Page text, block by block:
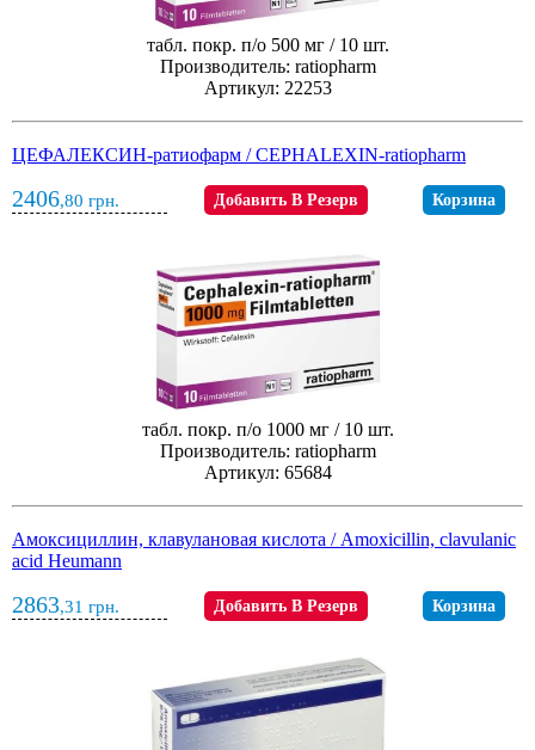
табл. покр. п/о 500 мг / 10 шт.
Производитель: ratiopharm
Артикул: 22253
ЦЕФАЛЕКСИН-ратиофарм / CEPHALEXIN-ratiopharm
2406,80 грн. Добавить В Резерв Корзина
табл. покр. п/о 1000 мг / 10 шт.
Производитель: ratiopharm
Артикул: 65684
Амоксициллин, клавулановая кислота / Amoxicillin, clavulanic
acid Heumann
2863,31 грн. Добавить В Резерв Корзина